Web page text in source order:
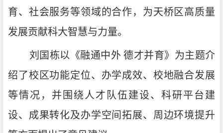
育、社会服务等领域的合作，为天桥区高质量
发展贡献科大智慧与力量。
刘国栋以《融通中外 德才并育》为主题介
绍了校区功能定位、办学成效、校地融合发展
等情况，并围绕人才队伍建设、科研平台建
设、成果转化及办学空间拓展、周边环境提升